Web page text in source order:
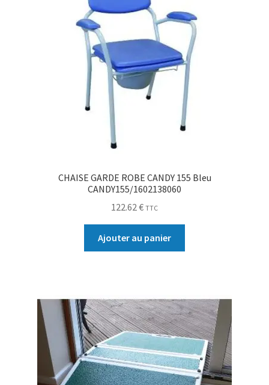
CHAISE GARDE ROBE CANDY 155 Bleu
CANDY155/1602138060
122.62€ TTC
Ajouter au panier